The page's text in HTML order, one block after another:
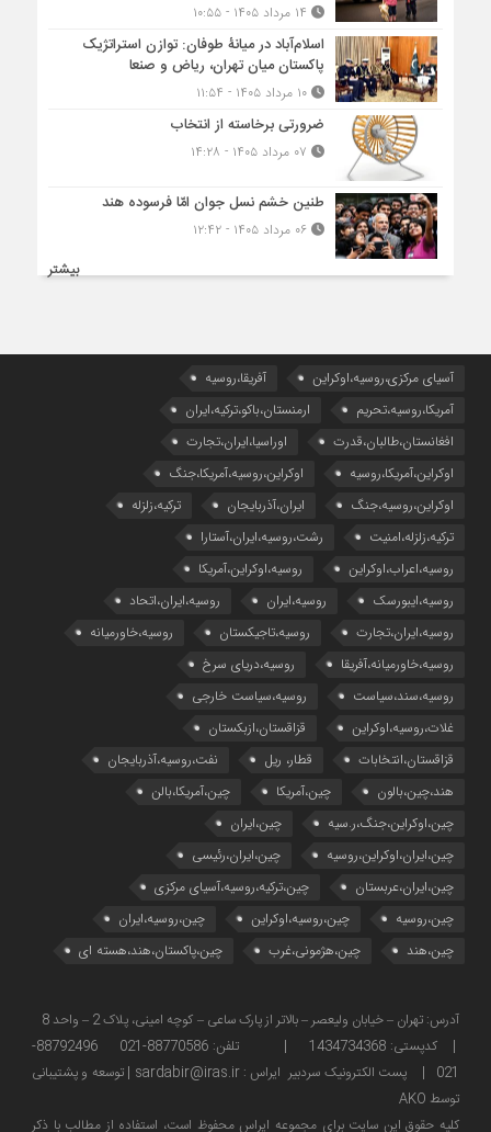
اسلام‌آباد در میانۀ طوفان: توازن استراتژیک
پاکستان میان تهران، ریاض و صنعا
۱۰ مرداد ۱۴۰۵ - ۱۱:۵۴
ضرورتی برخاسته از انتخاب
طنین خشم نسل جوان امّا فرسوده هند
۰۶ مرداد ۱۴۰۵ - ۱۲:۴۲
بیشتر
آسیای مرکزی،روسیه،اوکراین
آفریقا،روسیه
آمریکا،روسیه،تحریم
ارمنستان،باکو،ترکیه،ایران
افغانستان،طالبان،قدرت
اوراسیا،ایران،تجارت
اوکراین،آمریکا،روسیه
اوکراین،روسیه،آمریکا،جنگ
اوکراین،روسیه،جنگ
ایران،آذربایجان
ترکیه،زلزله
ترکیه،زلزله،امنیت
رشت،روسیه،ایران،آستارا
روسیه،اعراب،اوکراین
روسیه،اوکراین،آمریکا
روسیه،ایبورسک
روسیه،ایران
روسیه،ایران،اتحاد
روسیه،ایران،تجارت
روسیه،تاجیکستان
روسیه،خاورمیانه
روسیه،خاورمیانه،آفریقا
روسیه،دریای سرخ
روسیه،سند،سیاست
روسیه،سیاست خارجی
غلات،روسیه،اوکراین
قزاقستان،ازبکستان
قزاقستان،انتخابات
قطار، ریل
نفت،روسیه،آذربایجان
هند،چین،بالون
چین،آمریکا
چین،آمریکا،بالن
چین،اوکراین،جنگ،ر.سیه
چین،ایران
چین،ایران،اوکراین،روسیه
چین،ایران،رئیسی
چین،ایران،عربستان
چین،ترکیه،روسیه،آسیای مرکزی
چین،روسیه
چین،روسیه،اوکراین
چین،روسیه،ایران
چین،هند
چین،هژمونی،غرب چین،پاکستان،هند،هسته ای
| کدپستی: 1434734368 | تلفن: 88770586-021 88792496-
021 | پست الکترونیک سردبیر ایراس : sardabir@iras.ir |
توسعه و پشتیبانی
توسط AKO
كليه حقوق این سایت برای مجموعه ایراس محفوظ است، استفاده از مطالب با ذكر